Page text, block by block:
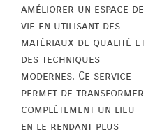
améliorer un espace de
vie en utilisant des
matériaux de qualité et
des techniques
modernes. Ce service
permet de transformer
complètement un lieu
en le rendant plus